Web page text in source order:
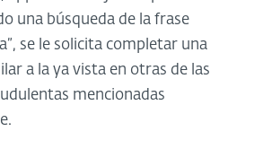
una búsqueda de la frase
se le solicita completar una
a la ya vista en otras de las
mencionadas